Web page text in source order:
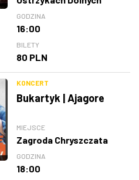
GODZINA
16:00
BILETY
80 PLN
KONCERT
Bukartyk | Ajagore
MIEJSCE
Zagroda Chryszczata
GODZINA
18:00